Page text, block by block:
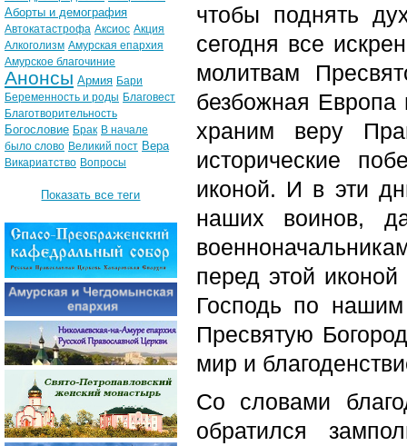
чтобы поднять
сегодня все
молитвам
безбожная Европа
храним веру
исторические
иконой. И в эти
наших воинов,
перед этой
Господь по
Пресвятую
мир и
Со словами
обратился
Аборты и демография
Автокатастрофа Аксиос Акция
Алкоголизм Амурская епархия
Амурское благочиние
Анонсы Армия Бари
Беременность и роды Благовест
Благотворительность
Богословие Брак В начале
было слово Великий пост Вера
Викариатство Вопросы
Показать все теги